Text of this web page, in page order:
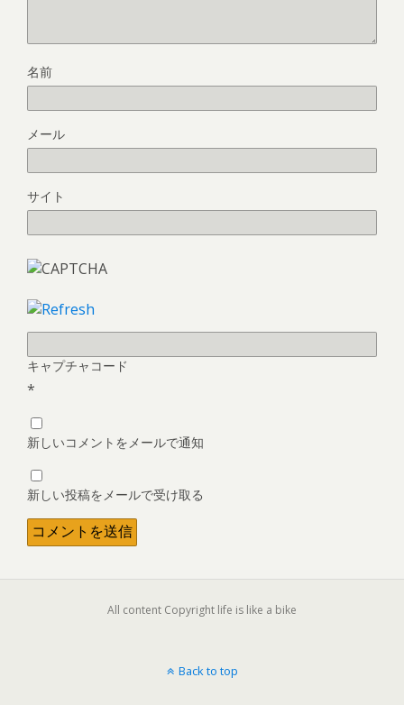
名前
メール
サイト
キャプチャコード
*
新しいコメントをメールで通知
新しい投稿をメールで受け取る
All content Copyright life is like a bike
Back to top